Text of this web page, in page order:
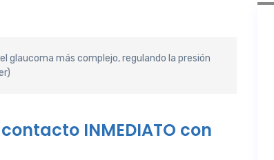
glaucoma más complejo, regulando la presión
INMEDIATO con